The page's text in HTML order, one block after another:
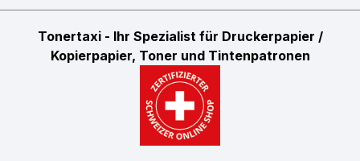
Tonertaxi - Ihr Spezialist für Druckerpapier /
Kopierpapier, Toner und Tintenpatronen